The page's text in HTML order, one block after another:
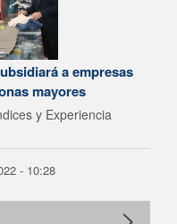
a empresas
mayores
y Experiencia
- 10:28